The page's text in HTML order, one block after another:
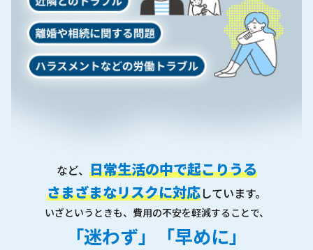
など、 日常生活の中で起こりうる
さまざまなリスクに対応しています。
いざというときも、費用の不安を軽減することで、
「迷わず」「早めに」